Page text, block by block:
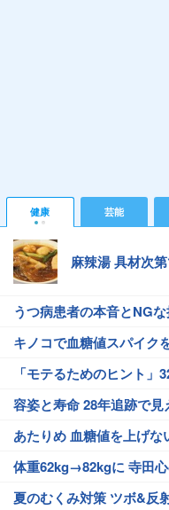
健康 芸能
麻辣湯 具材次
うつ病患者の本音とNG
キノコで血糖値スパイク
「モテるためのヒント」
容姿と寿命 28年追跡で見
あたりめ 血糖値を上げな
体重62kg→82kgに 寺田
夏のむくみ対策 ツボ&反